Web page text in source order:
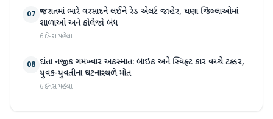
07 ગુજરાતમાં ભારે વરસાદને લઈને રેડ એલર્ટ જાહેર, ઘણા જિલ્લાઓમાં
શાળાઓ અને કોલેજો બંધ
6 દિવસ પહેલા
08 દાંતા નજીક ગમખ્વાર અકસ્માત: બાઇક અને સ્વિફ્ટ કાર વચ્ચે ટક્કર,
યુવક-યુવતીના ઘટનાસ્થળે મોત
6 દિવસ પહેલા